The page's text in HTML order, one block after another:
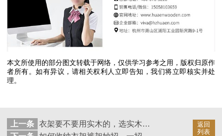
本文所使用的部分图文转载于网络，仅供学习参考之用，版权归原作
者所有。如有异议，请相关权利人立即告知，我们将立即核实并处
理。
返回
列表
上一条
衣架要不要用实木的，选实木衣架的理由是什么【华恩】